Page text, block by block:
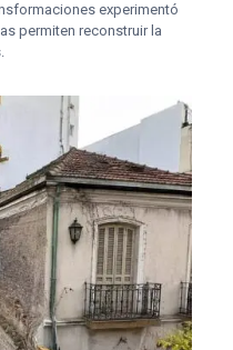
experimentó
permiten reconstruir la